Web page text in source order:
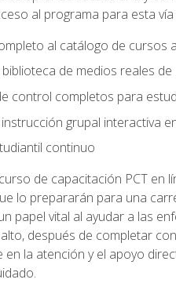
al programa para esta
al catálogo de cursos
de medios reales
control completos para
grupal interactiva
continuo
de capacitación PCT en
lo prepararán para una
papel vital al ayudar a las
después de completar
en la atención y el apoyo